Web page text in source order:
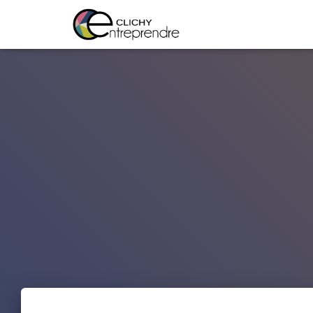
: Constant WP_CRON_LOCK_TIMEOUT already defined in /